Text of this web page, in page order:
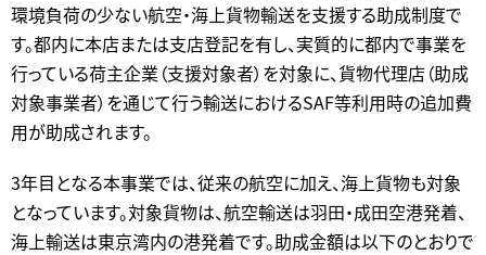
環境負荷の少ない航空・海上貨物輸送を支援する助成制度で
す。都内に本店または支店登記を有し、実質的に都内で事業を
行っている荷主企業（支援対象者）を対象に、貨物代理店（助成
対象事業者）を通じて行う輸送におけるSAF等利用時の追加費
用が助成されます。
3年目となる本事業では、従来の航空に加え、海上貨物も対象
となっています。対象貨物は、航空輸送は羽田・成田空港発着、
海上輸送は東京湾内の港発着です。助成金額は以下のとおりで